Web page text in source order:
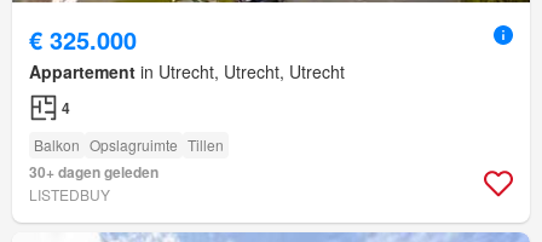
€ 325.000
Appartement in Utrecht, Utrecht, Utrecht
4
Balkon Opslagruimte Tillen
30+ dagen geleden
LISTEDBUY